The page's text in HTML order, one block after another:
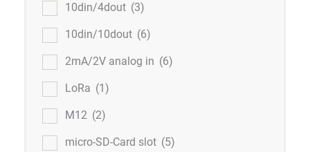
10din/4dout (3)
10din/10dout (6)
2mA/2V analog in (6)
LoRa (1)
M12 (2)
micro-SD-Card slot (5)